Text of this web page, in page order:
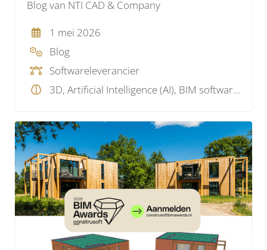
Blog van NTI CAD & Company
1 mei 2026
Blog
Softwareleverancier
3D, Artificial Intelligence (AI), BIM software, Visualisatie